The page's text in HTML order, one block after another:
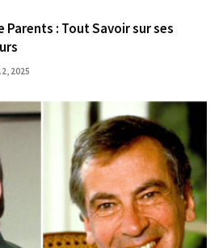
Parents : Tout Savoir sur ses
2025